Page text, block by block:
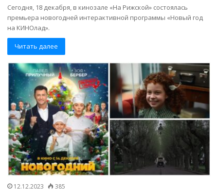
Сегодня, 18 декабря, в кинозале «На Рижской» состоялась
премьера новогодней интерактивной программы «Новый год
на КИНОлад».
Читать далее
12.12.2023 385